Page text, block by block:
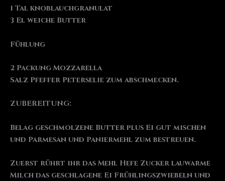
1 Tal knoblauchgranulat
3 El weiche Butter
Fühlung
2 Packung Mozzarella
Salz Pfeffer Peterselie zum abschmecken.
ZUBEREITUNG:
Belag geschmolzene Butter plus Ei gut mischen
und Parmesan und Paniermehl zum bestreuen.
Zuerst rührt ihr das Mehl Hefe Zucker lauwarme
Milch das geschlagene Ei Frühlingszwiebeln und